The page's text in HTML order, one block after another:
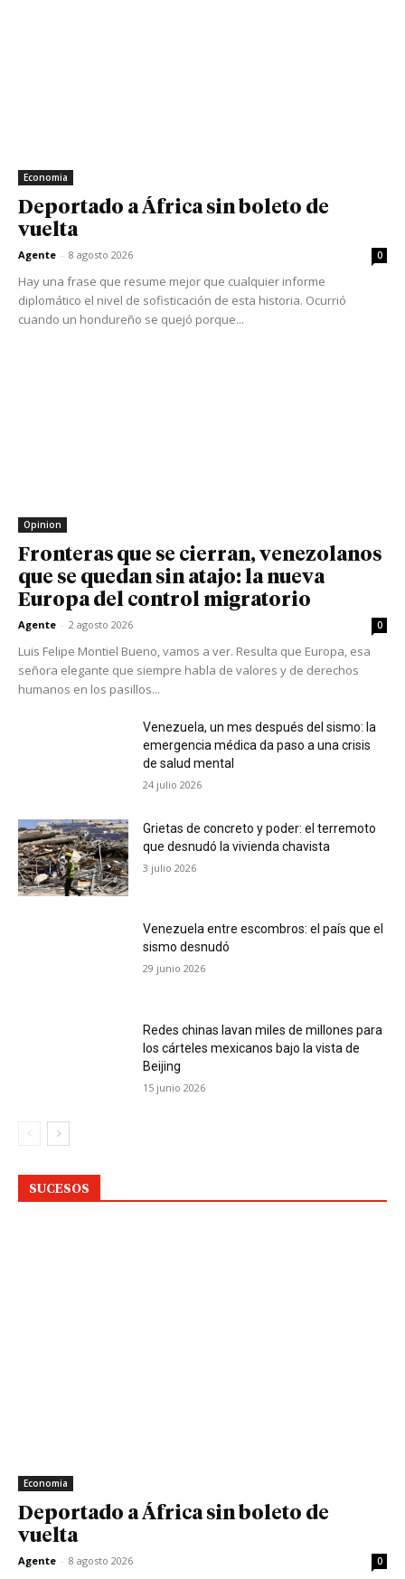
Economia
Deportado a África sin boleto de
vuelta
Agente - 8 agosto 2026 0
Hay una frase que resume mejor que cualquier informe
diplomático el nivel de sofisticación de esta historia. Ocurrió
cuando un hondureño se quejó porque...
Opinion
Fronteras que se cierran, venezolanos
que se quedan sin atajo: la nueva
Europa del control migratorio
Agente - 2 agosto 2026 0
Luis Felipe Montiel Bueno, vamos a ver. Resulta que Europa, esa
señora elegante que siempre habla de valores y de derechos
humanos en los pasillos...
Venezuela, un mes después del sismo: la
emergencia médica da paso a una crisis
de salud mental
24 julio 2026
Grietas de concreto y poder: el terremoto
que desnudó la vivienda chavista
3 julio 2026
Venezuela entre escombros: el país que el
sismo desnudó
29 junio 2026
Redes chinas lavan miles de millones para
los cárteles mexicanos bajo la vista de
Beijing
15 junio 2026
SUCESOS
Economia
Deportado a África sin boleto de
vuelta
Agente - 8 agosto 2026 0